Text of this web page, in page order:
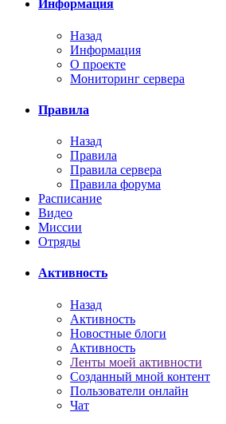
Информация
Назад
Информация
О проекте
Мониторинг сервера
Правила
Назад
Правила
Правила сервера
Правила форума
Расписание
Видео
Миссии
Отряды
Активность
Назад
Активность
Новостные блоги
Активность
Ленты моей активности
Созданный мной контент
Пользователи онлайн
Чат